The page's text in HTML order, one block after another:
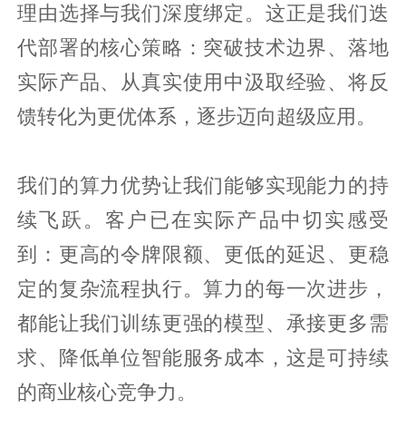
理由选择与我们深度绑定。这正是我们迭
代部署的核心策略：突破技术边界、落地
实际产品、从真实使用中汲取经验、将反
馈转化为更优体系，逐步迈向超级应用。
我们的算力优势让我们能够实现能力的持
续飞跃。客户已在实际产品中切实感受
到：更高的令牌限额、更低的延迟、更稳
定的复杂流程执行。算力的每一次进步，
都能让我们训练更强的模型、承接更多需
求、降低单位智能服务成本，这是可持续
的商业核心竞争力。